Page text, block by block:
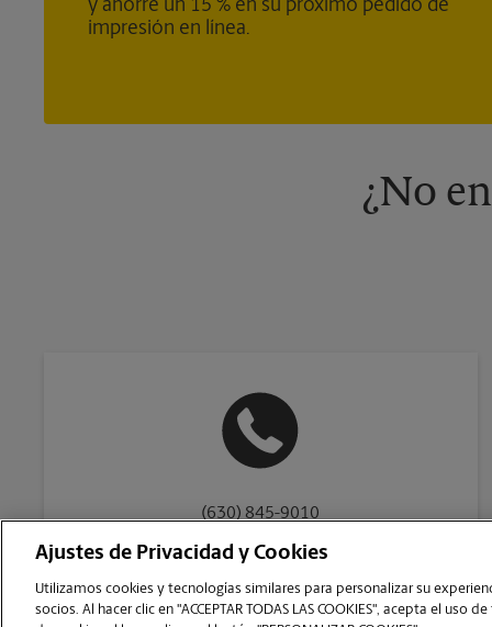
y ahorre un 15 % en su próximo pedido de
impresión en línea.
¿No
(630) 845-9010
Ajustes de Privacidad y Cookies
Utilizamos cookies y tecnologías similares para personalizar su
socios. Al hacer clic en "ACCEPTAR TODAS LAS COOKIES", acepta el